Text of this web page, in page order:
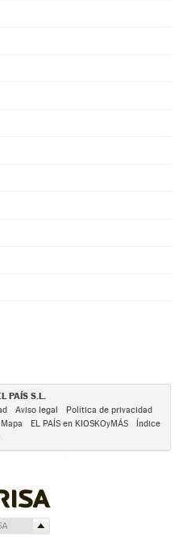
PAÍS S.L.
Aviso legal
Política de privacidad
Mapa EL PAÍS en KIOSKOyMÁS
Índice